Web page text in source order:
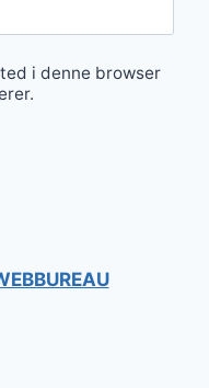
i denne browser